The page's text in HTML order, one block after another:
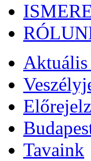
Aktuális
Tavaink